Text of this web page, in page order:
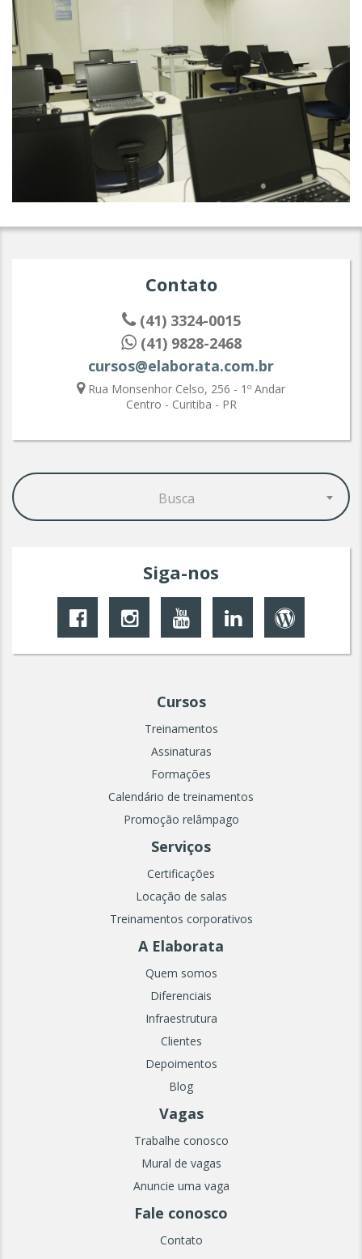
Contato
(41) 3324-0015
(41) 9828-2468
cursos@elaborata.com.br
Rua Monsenhor Celso, 256 - 1º Andar
Centro - Curitiba - PR
Busca
Siga-nos
Cursos
Treinamentos
Assinaturas
Formações
Calendário de treinamentos
Promoção relâmpago
Serviços
Certificações
Locação de salas
Treinamentos corporativos
A Elaborata
Quem somos
Diferenciais
Infraestrutura
Clientes
Depoimentos
Blog
Vagas
Trabalhe conosco
Mural de vagas
Anuncie uma vaga
Fale conosco
Contato